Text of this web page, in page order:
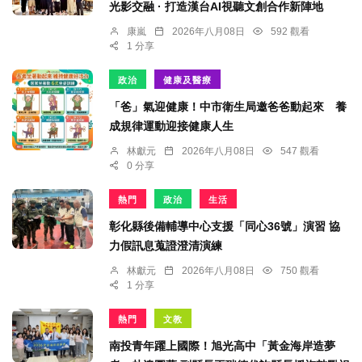
光影交融 · 打造漢台AI視聽文創合作新陣地
康嵐 2026年八月08日
592 觀看
1 分享
政治 健康及醫療
「爸」氣迎健康！中市衛生局邀爸爸動起來 養
成規律運動迎接健康人生
林獻元 2026年八月08日
547 觀看
0 分享
熱門 政治 生活
彰化縣後備輔導中心支援「同心36號」演習 協
力假訊息蒐證澄清演練
林獻元 2026年八月08日
750 觀看
1 分享
熱門 文教
南投青年躍上國際！旭光高中「黃金海岸造夢